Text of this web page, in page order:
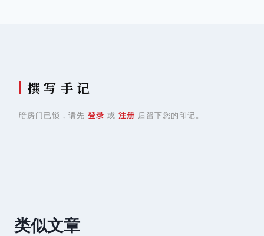
撰 写 手 记
暗房门已锁，请先 登录 或 注册 后留下您的印记。
类似文章